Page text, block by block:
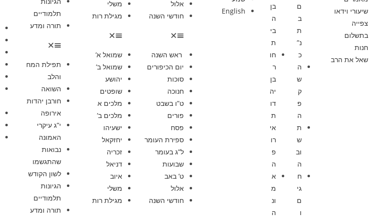
שיעורי וידאו
צפייה
בתשלום
חנות
שאל את הרב
ם
ב
ת
נ”
כ
ה
ש
ק
פ
ה
ת
ש
וב
ה
ח
גי
ם
ו
בן
ה
בי
ת
חו
ר
בן
יה
דו
ת
אי
רו
פ
ה
א
מ
ונ
ה
English
אלול
חודשי השנה
ראש השנה
יום הכיפורים
סוכות
חנוכה
ט”ו בשבט
פורים
פסח
ספירת העומר
ל”ג בעומר
שבועות
ט’ באב
אלול
חודשי השנה
משלי
מגילת רות
שמואל א’
שמואל ב’
יהושע
שופטים
מלכים א
מלכים ב’
ישעיהו
יחזקאל
זכריה
דניאל
איוב
משלי
מגילת רות
תלמודיים
תורה ומדע
תפילת המח
והלב
השואה
חורבן יהדות
אירופה
י”ג עיקרי
האמונה
נבואות
שהתגשמו
לשון הקודש
הגיונות
תלמודיים
תורה ומדע